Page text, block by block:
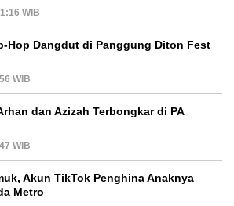
WIB
Hop Dangdut di Panggung Diton Fest
WIB
dan Azizah Terbongkar di PA
WIB
Akun TikTok Penghina Anaknya
Metro